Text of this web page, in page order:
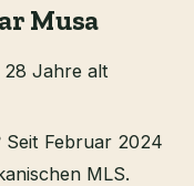
Musa
28 Jahre alt
Seit Februar 2024
MLS.